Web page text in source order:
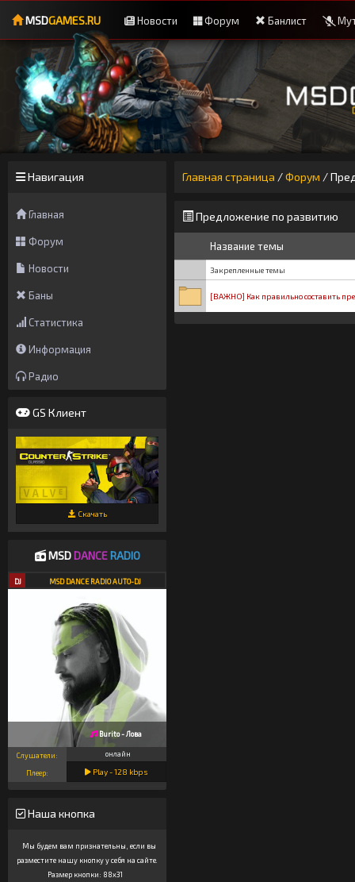
MSDGAMES.RU Новости Форум Банлист
Навигация
Главная
Форум
Новости
Баны
Статистика
Информация
Радио
GS Клиент
Скачать
MSDDANCE RADIO
DJ MSD DANCE RADIO AUTO-DJ
Burito - Лова
Слушатели: онлайн
Плеер: Play -128 kbps
Наша кнопка
Мы будем вам признательны, если вы
разместите нашу кнопку у себя на сайте.
Размер кнопки: 88x31
Главная страница /Форум /
Предложение по развитию
Название темы
Закрепленные темы
[ВАЖНО] Как правильно составить